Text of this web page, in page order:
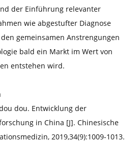
der Einführung relevanter
wie abgestufter Diagnose
gemeinsamen Anstrengungen
bald ein Markt im Wert von
entstehen wird.
dou. Entwicklung der
in China [J]. Chinesische
2019,34(9):1009-1013.